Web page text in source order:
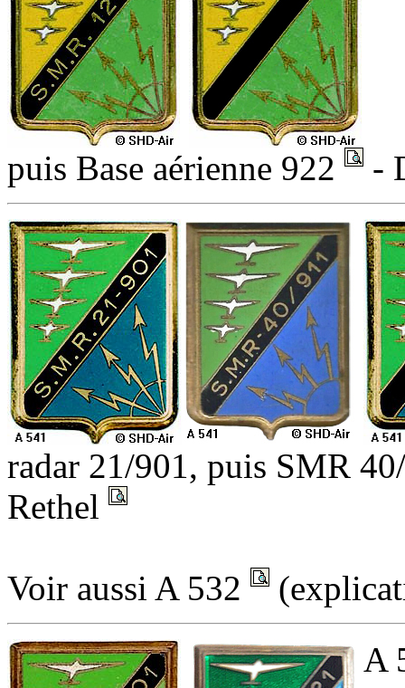
puis Base aérienne 922 -
radar 21/901, puis SMR
Rethel
Voir aussi A 532
A